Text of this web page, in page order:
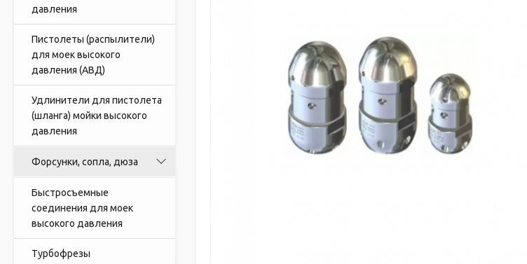
давления
Пистолеты (распылители)
для моек высокого
давления (АВД)
Удлинители для пистолета
(шланга) мойки высокого
давления
Форсунки, сопла, дюза
Быстросъемные
соединения для моек
высокого давления
Турбофрезы